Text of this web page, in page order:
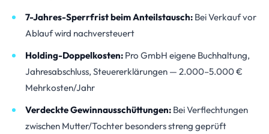
7-Jahres-Sperrfrist beim Anteilstausch: Bei Verkauf vor
Ablauf wird nachversteuert
Holding-Doppelkosten: Pro GmbH eigene Buchhaltung,
Jahresabschluss, Steuererklärungen — 2.000–5.000 €
Mehrkosten/Jahr
Verdeckte Gewinnausschüttungen: Bei Verflechtungen
zwischen Mutter/Tochter besonders streng geprüft